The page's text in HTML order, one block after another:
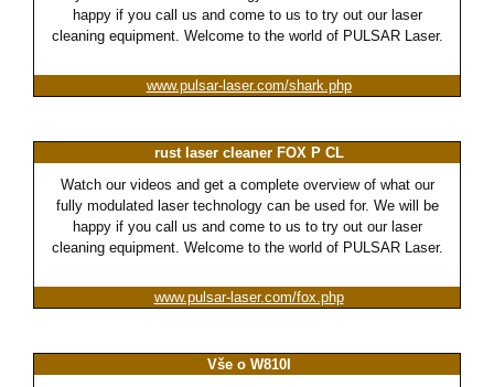
happy if you call us and come to us to try out our laser
cleaning equipment. Welcome to the world of PULSAR Laser.
www.pulsar-laser.com/shark.php
rust laser cleaner FOX P CL
Watch our videos and get a complete overview of what our
fully modulated laser technology can be used for. We will be
happy if you call us and come to us to try out our laser
cleaning equipment. Welcome to the world of PULSAR Laser.
www.pulsar-laser.com/fox.php
Vše o W810I